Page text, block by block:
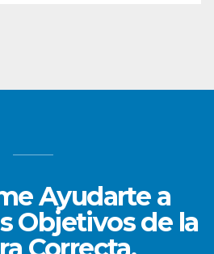
Ayudarte a
Objetivos de la